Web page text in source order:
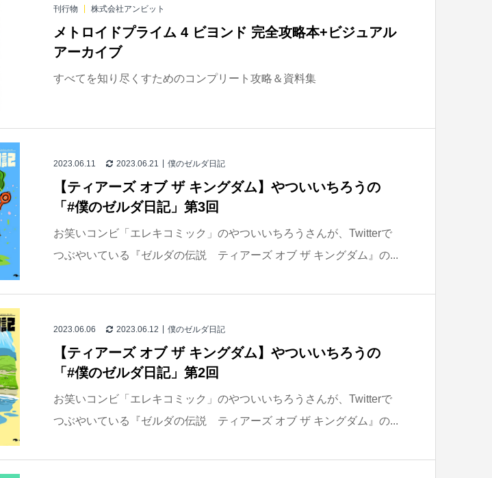
刊行物 株式会社アンビット
メトロイドプライム 4 ビヨンド 完全攻略本+ビジュアル
アーカイブ
すべてを知り尽くすためのコンプリート攻略＆資料集
2023.06.11 2023.06.21 僕のゼルダ日記
【ティアーズ オブ ザ キングダム】やついいちろうの
「#僕のゼルダ日記」第3回
お笑いコンビ「エレキコミック」のやついいちろうさんが、Twitterで
つぶやいている『ゼルダの伝説 ティアーズ オブ ザ キングダム』の...
2023.06.06 2023.06.12 僕のゼルダ日記
【ティアーズ オブ ザ キングダム】やついいちろうの
「#僕のゼルダ日記」第2回
お笑いコンビ「エレキコミック」のやついいちろうさんが、Twitterで
つぶやいている『ゼルダの伝説 ティアーズ オブ ザ キングダム』の...